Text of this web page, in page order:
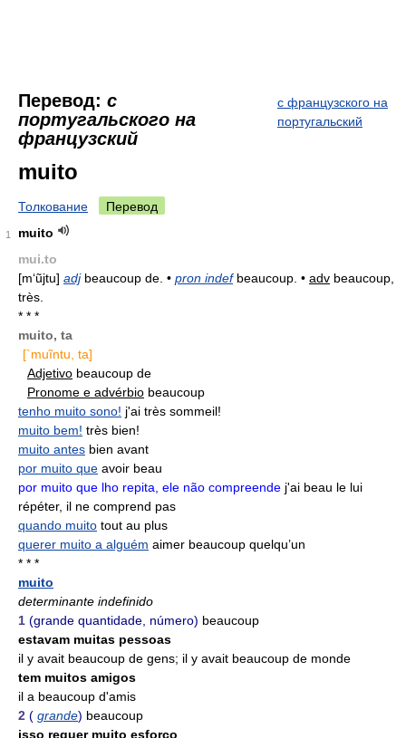
Перевод: с
португальского на
французский
с французского на
португальский
muito
Толкование Перевод
1
muito
mui.to
[m‘ũjtu] adjbeaucoup de. • pron indefbeaucoup. • adv beaucoup,
très.
* * *
muito, ta
[`muĩntu, ta]
Adjetivo beaucoup de
Pronome e advérbio beaucoup
tenho muito sono! j'ai très sommeil!
muito bem! très bien!
muito antes bien avant
por muito que avoir beau
por muito que lho repita, ele não compreende j'ai beau le lui
répéter, il ne comprend pas
quando muito tout au plus
querer muito a alguém aimer beaucoup quelqu’un
* * *
muito
determinante indefinido
1 (grande quantidade, número) beaucoup
estavam muitas pessoas
il y avait beaucoup de gens; il y avait beaucoup de monde
tem muitos amigos
il a beaucoup d'amis
2 ( grande) beaucoup
isso requer muito esforço